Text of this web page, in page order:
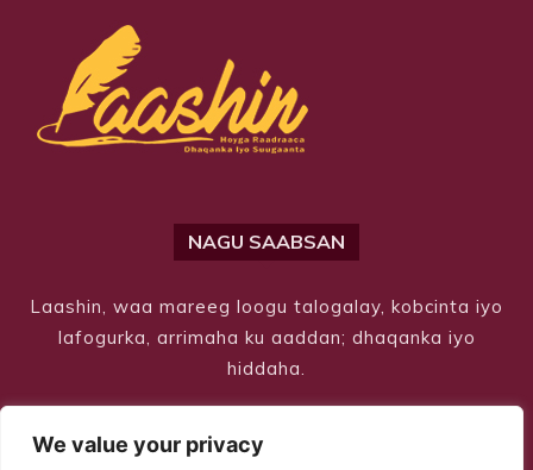
We value your privacy
NAGU SAABSAN
Laashin, waa mareeg loogu talogalay, kobcinta iyo
lafogurka, arrimaha ku aaddan; dhaqanka iyo
hiddaha.